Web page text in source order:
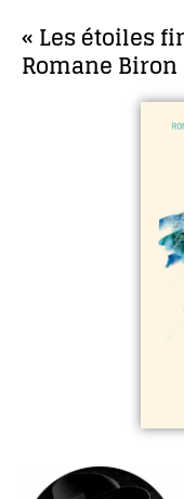
« Les étoiles
Romane Biron